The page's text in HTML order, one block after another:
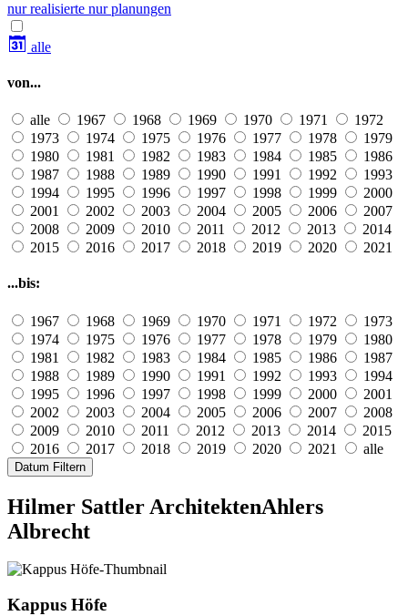
nur realisierte nur planungen
alle
von...
alle 1967 1968 1969 1970 1971
1972
1973
1974 1975 1976 1977 1978
1979
1980
1981 1982 1983 1984 1985
1986
1987
1988 1989 1990 1991 1992
1993
1994
1995 1996 1997 1998 1999
2000
2001
2002 2003 2004 2005 2006
2007
2008
2009 2010 2011 2012 2013
2014
2015
2016 2017 2018 2019 2020 2021
...bis:
1967 1968 1969 1970 1971 1972
1973
1974
1975 1976 1977 1978 1979
1980
1981
1982 1983 1984 1985 1986
1987
1988
1989 1990 1991 1992 1993
1994
1995
1996 1997 1998 1999 2000
2001
2002
2003 2004 2005 2006 2007
2008
2009
2010 2011 2012 2013 2014
2015
2016
2017 2018 2019 2020 2021 alle
Datum Filtern
Hilmer Sattler ArchitektenAhlers
Albrecht
Kappus Höfe